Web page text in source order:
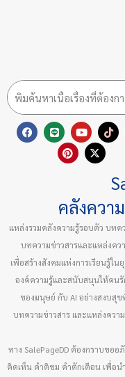
F
a
L
i
n
e
Y
o
u
t
T
i
k
P
n
t
t
X
t
w
r
คลังควา
แหล่งรวมคลังความรู้รอบตัว บทค
บทความข่าวสารและแหล่งคว
เพื่อสร้างสังคมแห่งการเรียนรู้ใ
องค์ความรู้และสนับสนุนให้คน
ของมนุษย์ กับ AI อย่างสงบสุ
บทความข่าวสาร และแหล่งควา
ทาง SalePageDD ต้องกราบขอ
คิดเห็น คำติชม คำตักเตือน เพื่อน